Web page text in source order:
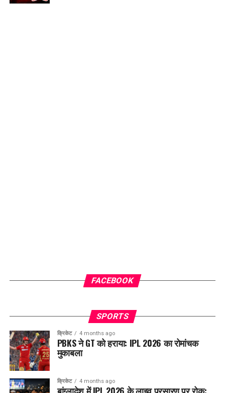
FACEBOOK
SPORTS
क्रिकेट 4 months ago
PBKS ने GT को हराया: IPL 2026 का रोमांचक
मुकाबला
क्रिकेट 4 months ago